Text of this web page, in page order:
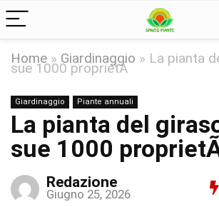
Home » Giardinaggio » La pianta
sue 1000 proprietÃ
Giardinaggio Piante annuali
La pianta del
sue 1000
Redazione
Giugno 25, 2026